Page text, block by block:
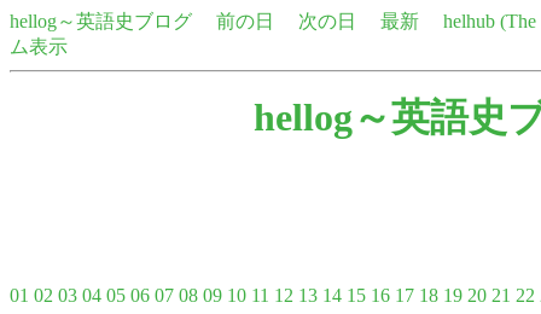
hellog～英語史ブログ 前の日 次の日 最新
helhub
ム表示
hellog～英語史
01 02 03 04 05 06 07 08 09 10 11 12 13 14 15 16 17 18 19 20 21 22